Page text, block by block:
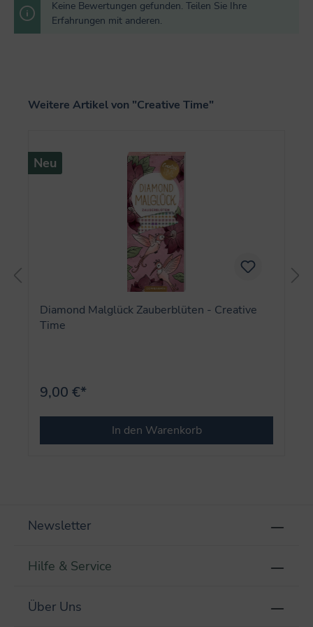
Keine Bewertungen gefunden. Teilen Sie Ihre
Erfahrungen mit anderen.
Produktgalerie überspringen
Weitere Artikel von "Creative Time"
Neu
Diamond Malglück Zauberblüten - Creative
Time
9,00 €*
In den Warenkorb
Newsletter
Hilfe & Service
Über Uns